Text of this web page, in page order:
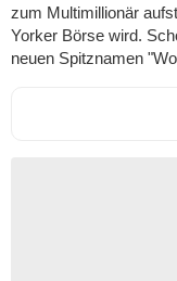
zum Multimillionär
Yorker Börse wird.
neuen Spitznamen